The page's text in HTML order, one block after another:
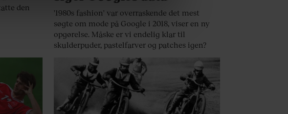
cookiepolitik. Du kan læse mere om vores
i forbindelse hermed i både
den
'1980s fashion' var overraskende det mest
søgte om mode på Google i 2018, viser en ny
opgørelse. Måske er vi endelig klar til
skulderpuder, pastelfarver og patches igen?